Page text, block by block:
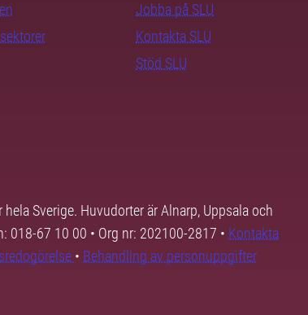
Jobba på SLU
Kontakta SLU
Stöd SLU
Sverige. Huvudorter är Alnarp, Uppsala och
018-67 10 00 • Org nr: 202100-2817 • Kontakta
• Behandling av personuppgifter